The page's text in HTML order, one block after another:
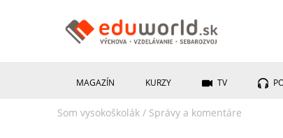
MAGAZÍN KURZY TV
Som vysokoškolák / Správy a komentáre